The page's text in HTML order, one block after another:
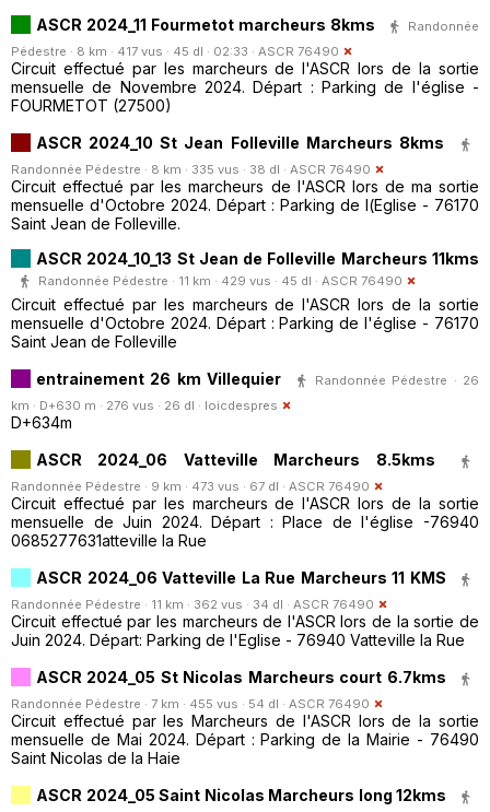
ASCR 2024_11 Fourmetot marcheurs 8kms
Randonnée
Pédestre · 8 km · 417 vus · 45 dl · 02:33 · ASCR 76490
Circuit effectué par les marcheurs de l'ASCR lors de la sortie
mensuelle de Novembre 2024. Départ : Parking de l'église -
FOURMETOT (27500)
ASCR 2024_10 St Jean Folleville Marcheurs 8kms
Randonnée Pédestre · 8 km · 335 vus · 38 dl · ASCR 76490
Circuit effectué par les marcheurs de l'ASCR lors de ma sortie
mensuelle d'Octobre 2024. Départ : Parking de l(Eglise - 76170
Saint Jean de Folleville.
ASCR 2024_10_13 St Jean de Folleville Marcheurs 11kms
Randonnée Pédestre · 11 km · 429 vus · 45 dl · ASCR 76490
Circuit effectué par les marcheurs de l'ASCR lors de la sortie
mensuelle d'Octobre 2024. Départ : Parking de l'église - 76170
Saint Jean de Folleville
entrainement 26 km Villequier
Randonnée Pédestre · 26
km · D+630 m · 276 vus · 26 dl · loicdespres
D+634m
ASCR 2024_06 Vatteville Marcheurs 8.5kms
Randonnée Pédestre · 9 km · 473 vus · 67 dl · ASCR 76490
Circuit effectué par les marcheurs de l'ASCR lors de la sortie
mensuelle de Juin 2024. Départ : Place de l'église -76940
0685277631atteville la Rue
ASCR 2024_06 Vatteville La Rue Marcheurs 11 KMS
Randonnée Pédestre · 11 km · 362 vus · 34 dl · ASCR 76490
Circuit effectué par les marcheurs de l'ASCR lors de la sortie de
Juin 2024. Départ: Parking de l'Eglise - 76940 Vatteville la Rue
ASCR 2024_05 St Nicolas Marcheurs court 6.7kms
Randonnée Pédestre · 7 km · 455 vus · 54 dl · ASCR 76490
Circuit effectué par les Marcheurs de l'ASCR lors de la sortie
mensuelle de Mai 2024. Départ : Parking de la Mairie - 76490
Saint Nicolas de la Haie
ASCR 2024_05 Saint Nicolas Marcheurs long 12kms